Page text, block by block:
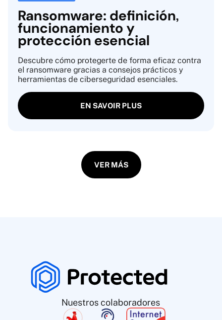
Ransomware: definición,
funcionamiento y
protección esencial
Descubre cómo protegerte de forma eficaz contra
el ransomware gracias a consejos prácticos y
herramientas de ciberseguridad esenciales.
EN SAVOIR PLUS
VER MÁS
Nuestros colaboradores